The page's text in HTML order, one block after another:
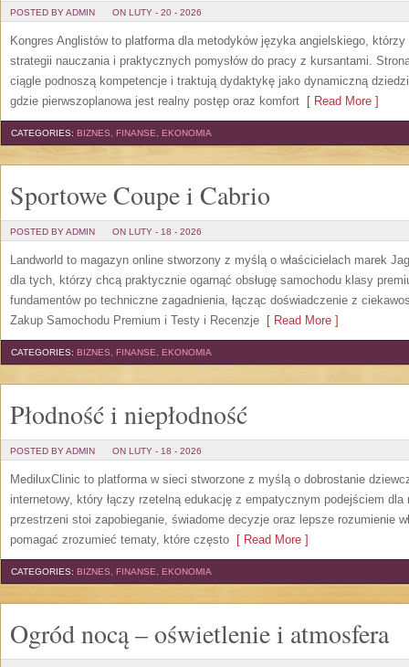
POSTED BY ADMIN ON LUTY - 20 - 2026
Kongres Anglistów to platforma dla metodyków języka angielskiego,
strategii nauczania i praktycznych pomysłów do pracy z kursantami.
ciągle podnoszą kompetencje i traktują dydaktykę jako dynamiczną
gdzie pierwszoplanowa jest realny postęp oraz komfort [ Read More ]
CATEGORIES: BIZNES, FINANSE, EKONOMIA
Sportowe Coupe i Cabrio
POSTED BY ADMIN ON LUTY - 18 - 2026
Landworld to magazyn online stworzony z myślą o właścicielach marek
dla tych, którzy chcą praktycznie ogarnąć obsługę samochodu klasy
fundamentów po techniczne zagadnienia, łącząc doświadczenie z
Zakup Samochodu Premium i Testy i Recenzje [ Read More ]
CATEGORIES: BIZNES, FINANSE, EKONOMIA
Płodność i niepłodność
POSTED BY ADMIN ON LUTY - 18 - 2026
MediluxClinic to platforma w sieci stworzone z myślą o dobrostanie
internetowy, który łączy rzetelną edukację z empatycznym podejściem
przestrzeni stoi zapobieganie, świadome decyzje oraz lepsze rozumienie
pomagać zrozumieć tematy, które często [ Read More ]
CATEGORIES: BIZNES, FINANSE, EKONOMIA
Ogród nocą – oświetlenie i atmosfera